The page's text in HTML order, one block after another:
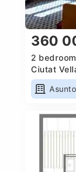
360
2
Ciutat
Asunto